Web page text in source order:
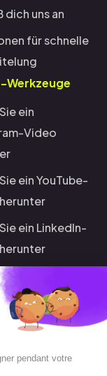
pendant votre
dich uns an
für schnelle
Werkzeuge
ein
Video
ein YouTube-
ein LinkedIn-
herunterladen
Sie ein